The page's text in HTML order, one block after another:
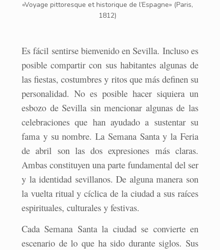
«Voyage pittoresque et historique de l’Espagne» (Paris,
1812)
Es fácil sentirse bienvenido en Sevilla. Incluso es
posible compartir con sus habitantes algunas de
las fiestas, costumbres y ritos que más definen su
personalidad. No es posible hacer siquiera un
esbozo de Sevilla sin mencionar algunas de las
celebraciones que han ayudado a sustentar su
fama y su nombre. La Semana Santa y la Feria
de abril son las dos expresiones más claras.
Ambas constituyen una parte fundamental del ser
y la identidad sevillanos. De alguna manera son
la vuelta ritual y cíclica de la ciudad a sus raíces
espirituales, culturales y festivas.
Cada Semana Santa la ciudad se convierte en
escenario de lo que ha sido durante siglos. Sus